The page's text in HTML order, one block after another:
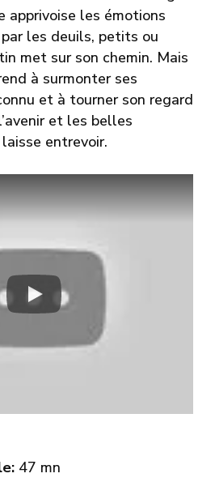
apprivoise les émotions
les deuils, petits ou
met sur son chemin. Mais
à surmonter ses
et à tourner son regard
et les belles
entrevoir.
47 mn